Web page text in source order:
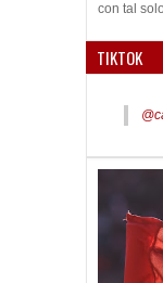
con tal
TIKTOK